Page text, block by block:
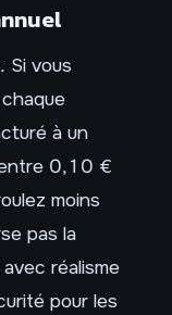
Si vous
à un
0,10 €
moins
pas la
réalisme
pour les